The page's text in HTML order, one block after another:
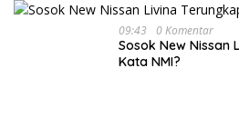
09:43
0 Komentar
Sosok New Nissan
Kata NMI?